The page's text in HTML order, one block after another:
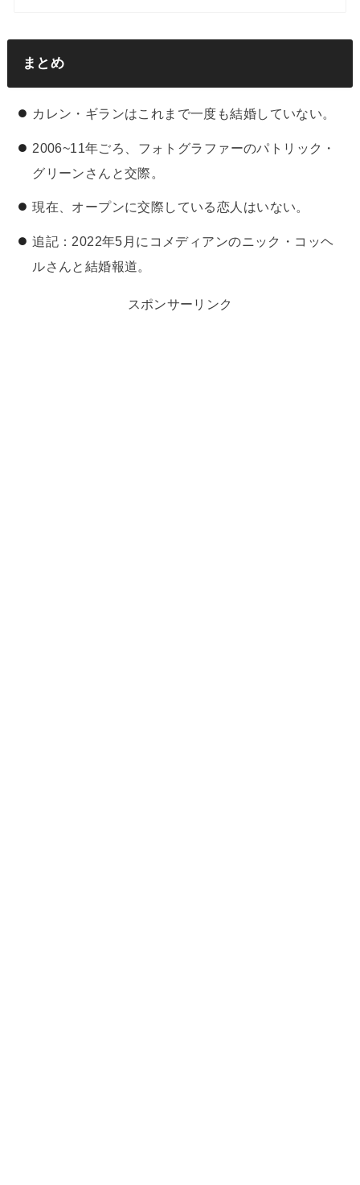
まとめ
カレン・ギランはこれまで一度も結婚していない。
2006~11年ごろ、フォトグラファーのパトリック・
グリーンさんと交際。
現在、オープンに交際している恋人はいない。
追記：2022年5月にコメディアンのニック・コッヘ
ルさんと結婚報道。
スポンサーリンク